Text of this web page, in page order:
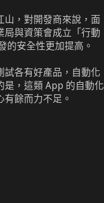
山，對開發商來說，面
局與資策會成立「行動
的安全性更加提高。
試各有好產品，自動化
是，這類 App 的自動化
餘而力不足。